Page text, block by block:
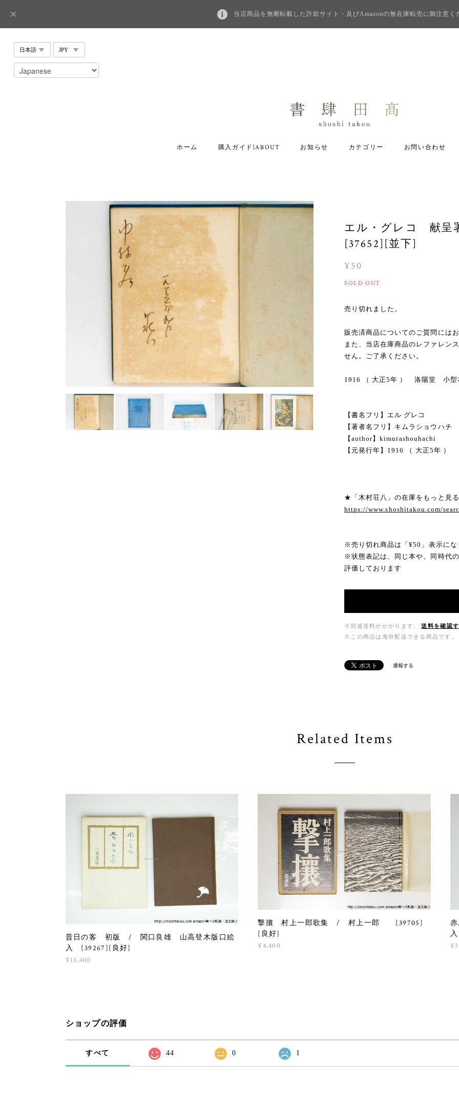
当店商品を無断転載した詐欺サイト・及びAmazonの無在庫転売に御注意く
ホーム 購入ガイド|ABOUT お知らせ カテゴリー お問い合わせ
エル・グレコ 献
[37652][並下]
¥50
SOLD OUT
売り切れました。
販売済商品についてのご質問には
また、当店在庫商品のレファレン
せん。ご了承ください。
1916 （ 大正5年 ） 洛陽堂 小
【書名フリ】エル グレコ
【著者名フリ】キムラショウハチ
【author】kimurashouhachi
【元発行年】1916 （ 大正5年 ）
★「木村荘八」の在庫をもっと見る
https://www.shoshitakou.com/
※売り切れ商品は「¥50」表示にな
※状態表記は、同じ本や、同時代
評価しております
※別途送料がかかります。
送料を確認す
※この商品は海外配送できる商品です。
通報する
Related Items
昔日の客 初版 / 関口良雄 山高登木版口絵
入 [39267][良好]
¥15,400
撃攘 村上一郎歌集 / 村上一郎 [39705]
[良好]
¥4,400
ショップの評価
すべて 44 0 1